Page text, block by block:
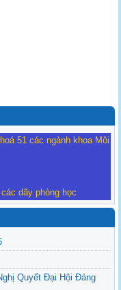
51 các ngành khoa Môi
dãy phòng học
Quyết Đại Hội Đảng